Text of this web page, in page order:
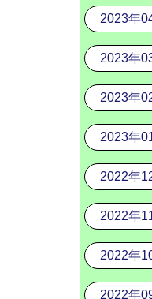
2023年
2023年
2023年
2023年
2022年
2022年
2022年
2022年